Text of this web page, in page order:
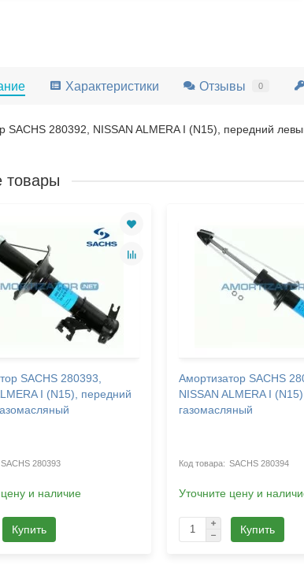
Характеристики Отзывы 0
SACHS 280392, NISSAN ALMERA I (N15), передний
товары
SACHS 280393,
I (N15), передний
SACHS 280393
и наличие
Купить
Амортизатор SACHS
NISSAN ALMERA I
газомасляный
SACHS 280394
Уточните цену и
Купить